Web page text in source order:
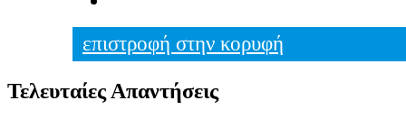
επιστροφή στην κορυφή
Τελευταίες Απαντήσεις